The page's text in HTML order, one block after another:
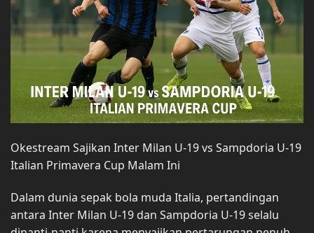
Okestream Sajikan Inter Milan U-19 vs Sampdoria U-19
Italian Primavera Cup Malam Ini
Dalam dunia sepak bola muda Italia, pertandingan
antara Inter Milan U-19 dan Sampdoria U-19 selalu